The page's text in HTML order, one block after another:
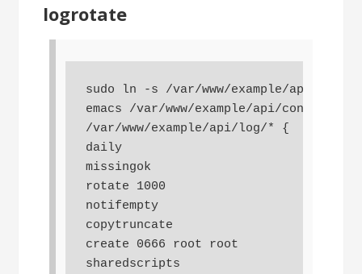
logrotate
sudo ln -s /var/www/example/api/
emacs /var/www/example/api/config/
/var/www/example/api/log/* {
daily
missingok
rotate 1000
notifempty
copytruncate
create 0666 root root
sharedscripts